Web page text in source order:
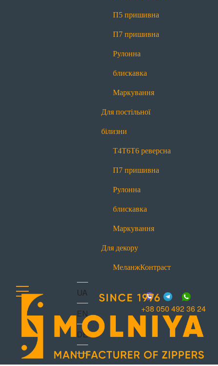
П5 пришивна
П7 пришивна
Рулонна
блискавка
Маркування
Для постільної
білизни
Т4Т6Т6 реверсна
П7 пришивна
Рулонна
блискавка
Маркування
Для декору
МеланжКонтраст
+38 050 492 36 24
UA
EN
DE
Рулонна блискавка
Виробництво
вул. Торфяна, 26, с. Баришівка,